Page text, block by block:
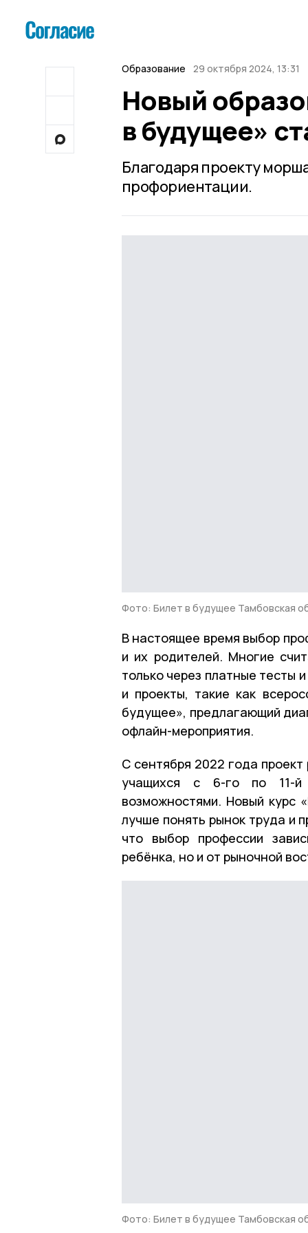
Образование 29 октября 2024, 13:31
Новый
в будущее»
Благодаря проекту
профориентации.
Фото: Билет в будущее Тамбовская
В настоящее время выбор
и их родителей. Многие
только через платные тесты
и проекты, такие как
будущее», предлагающий
офлайн-мероприятия.
С сентября 2022 года
учащихся с 6-го по 11-й
возможностями. Новый курс
лучше понять рынок труда и
что выбор профессии
ребёнка, но и от рыночной
Фото: Билет в будущее Тамбовская